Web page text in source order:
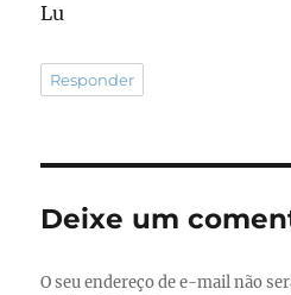
Lu
Responder
Deixe um
O seu endereço de e-mail não